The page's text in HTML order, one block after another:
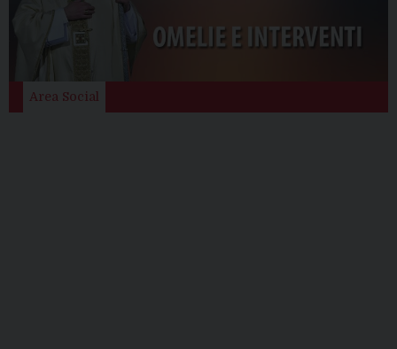
Area Social